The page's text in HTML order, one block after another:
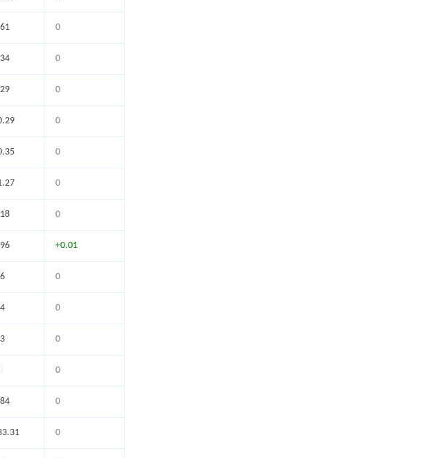
0
0
0
0
0
0
0
+0.01
0
0
0
0
0
0